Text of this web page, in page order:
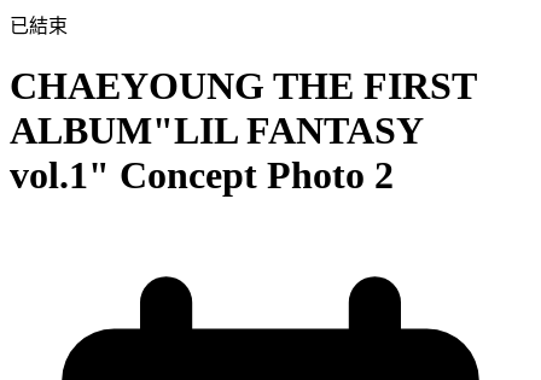
已結束
CHAEYOUNG THE FIRST
ALBUM"LIL FANTASY
vol.1" Concept Photo 2